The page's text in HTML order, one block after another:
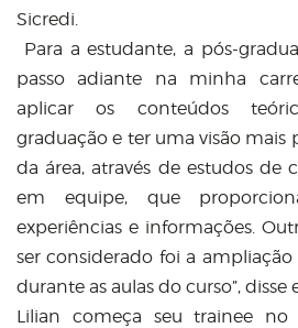
Sicredi.
Para a estudante, a pós-
passo adiante na minha
aplicar os conteúdos
graduação e ter uma visão
da área, através de estudos de
em equipe, que
experiências e informações.
ser considerado foi a
durante as aulas do curso”, disse
Lilian começa seu trainee